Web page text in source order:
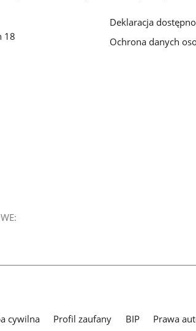
18
Deklaracja
Ochrona danych
cywilna Profil zaufany BIP Prawa